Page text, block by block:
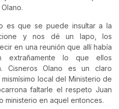
es que se puede insultar a la
y nos dé un lapo, los
en una reunión que allí había
extrañamente lo que ellos
Cisneros Olano es un claro
local del Ministerio de
faltarle el respeto Juan
ministerio en aquel entonces.